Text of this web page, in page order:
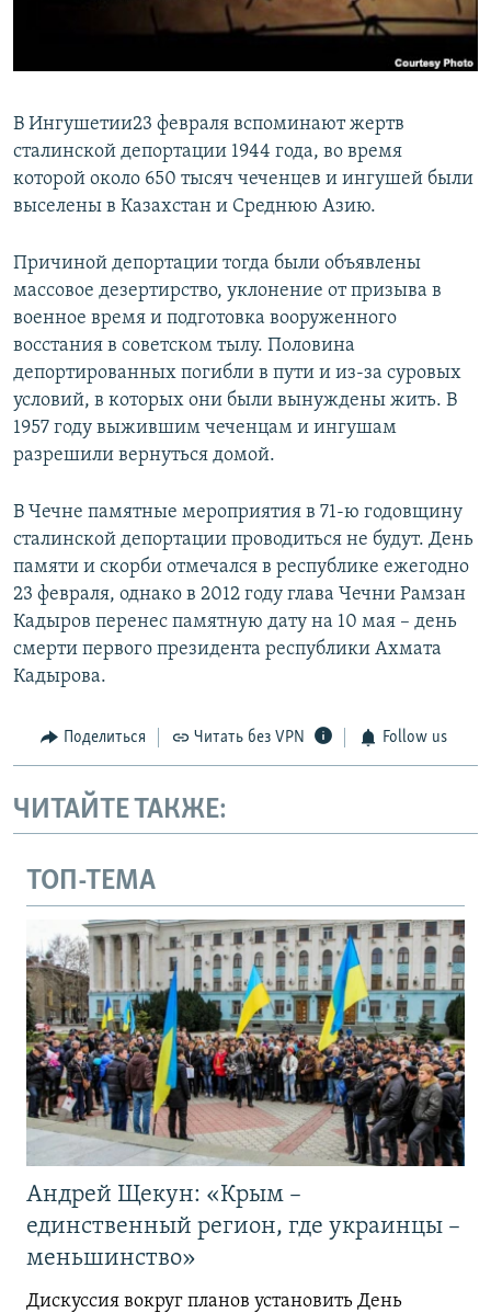
УКРАИНСКАЯ ПРОБЛЕМА КРЫМА
Все сайты RFE/RL
В Ингушетии23 февраля вспоминают жертв
сталинской депортации 1944 года, во время
которой около 650 тысяч чеченцев и ингушей были
выселены в Казахстан и Среднюю Азию.
Причиной депортации тогда были объявлены
массовое дезертирство, уклонение от призыва в
военное время и подготовка вооруженного
восстания в советском тылу. Половина
депортированных погибли в пути и из-за суровых
условий, в которых они были вынуждены жить. В
1957 году выжившим чеченцам и ингушам
разрешили вернуться домой.
В Чечне памятные мероприятия в 71-ю годовщину
сталинской депортации проводиться не будут. День
памяти и скорби отмечался в республике ежегодно
23 февраля, однако в 2012 году глава Чечни Рамзан
Кадыров перенес памятную дату на 10 мая – день
смерти первого президента республики Ахмата
Кадырова.
Поделиться Читать без VPN Follow us
ЧИТАЙТЕ ТАКЖЕ:
ТОП-ТЕМА
Андрей Щекун: «Крым –
единственный регион, где украинцы –
меньшинство»
Дискуссия вокруг планов установить День